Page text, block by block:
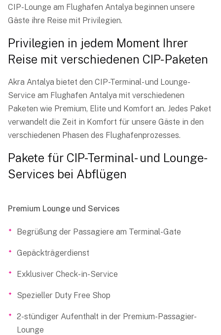
CIP-Lounge am Flughafen Antalya beginnen unsere
Gäste ihre Reise mit Privilegien.
Privilegien in jedem Moment Ihrer
Reise mit verschiedenen CIP-Paketen
Akra Antalya bietet den CIP-Terminal- und Lounge-
Service am Flughafen Antalya mit verschiedenen
Paketen wie Premium, Elite und Komfort an. Jedes Paket
verwandelt die Zeit in Komfort für unsere Gäste in den
verschiedenen Phasen des Flughafenprozesses.
Pakete für CIP-Terminal- und Lounge-
Services bei Abflügen
Premium Lounge und Services
Begrüßung der Passagiere am Terminal-Gate
Gepäckträgerdienst
Exklusiver Check-in-Service
Spezieller Duty Free Shop
2-stündiger Aufenthalt in der Premium-Passagier-
Lounge